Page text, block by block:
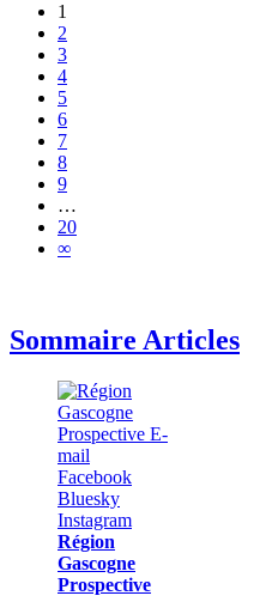
1
2
3
4
5
6
7
8
9
…
20
∞
Sommaire Articles
Région
Gascogne
Prospective